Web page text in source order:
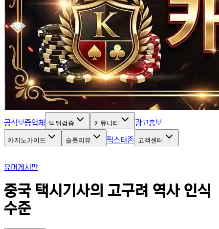
공식보증업체 먹튀검증 커뮤니티 광고홍보
카지노가이드 슬롯리뷰 픽스터존 고객센터
유머게시판
중국 택시기사의 고구려 역사 인식
수준